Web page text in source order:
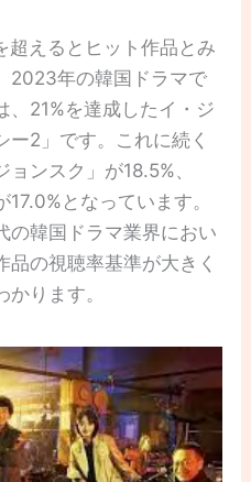
超えるとヒット作品とみ
2023年の韓国ドラマで
、21%を達成したイ・ジ
ー2」です。これに続く
ンスク」が18.5%、
17.0%となっています。
の韓国ドラマ業界におい
の視聴率基準が大きく
ります。